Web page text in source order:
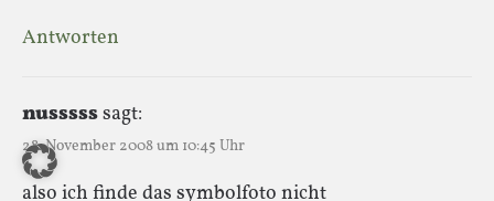
Antworten
nussssssagt:
28. November 2008 um 10:45 Uhr
also ich finde das symbolfoto nicht